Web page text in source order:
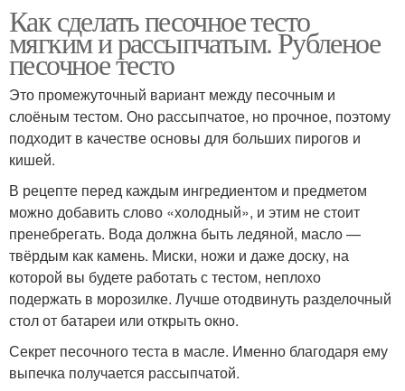
Как сделать песочное тесто
мягким и рассыпчатым. Рубленое
песочное тесто
Это промежуточный вариант между песочным и
слоёным тестом. Оно рассыпчатое, но прочное, поэтому
подходит в качестве основы для больших пирогов и
кишей.
В рецепте перед каждым ингредиентом и предметом
можно добавить слово «холодный», и этим не стоит
пренебрегать. Вода должна быть ледяной, масло —
твёрдым как камень. Миски, ножи и даже доску, на
которой вы будете работать с тестом, неплохо
подержать в морозилке. Лучше отодвинуть разделочный
стол от батареи или открыть окно.
Секрет песочного теста в масле. Именно благодаря ему
выпечка получается рассыпчатой.